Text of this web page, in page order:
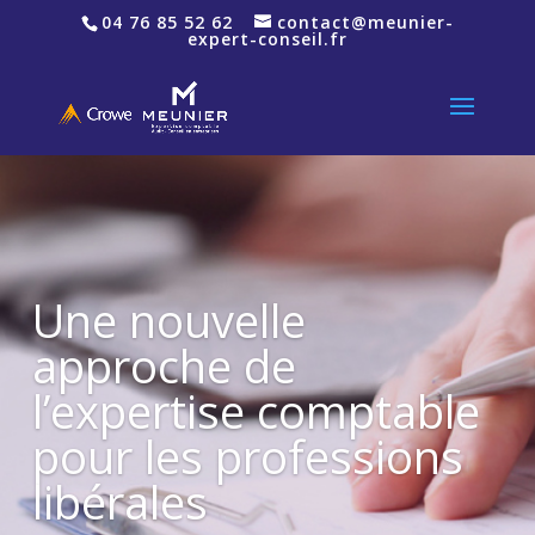
04 76 85 52 62 contact@meunier-
expert-conseil.fr
Une nouvelle
approche de
l’expertise comptable
pour les professions
libérales